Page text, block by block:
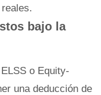
bajo la
o Equity-
una deducción de